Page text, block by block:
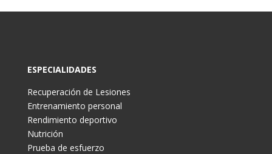
ESPECIALIDADES
Recuperación de Lesiones
Entrenamiento personal
Rendimiento deportivo
Nutrición
Prueba de esfuerzo